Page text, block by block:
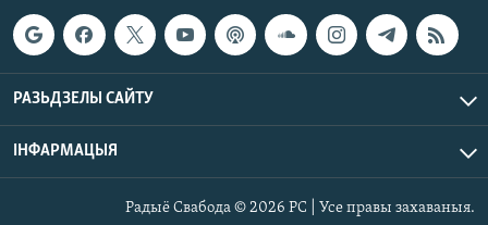
РАЗЬДЗЕЛЫ САЙТУ
ІНФАРМАЦЫЯ
Радыё Свабода © 2026 РС | Усе правы захаваныя.